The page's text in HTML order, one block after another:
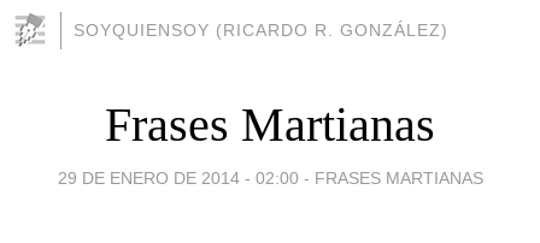
SOYQUIENSOY (RICARDO R. GONZÁLEZ)
Frases Martianas
29 DE ENERO DE 2014 - 02:00 - FRASES MARTIANAS